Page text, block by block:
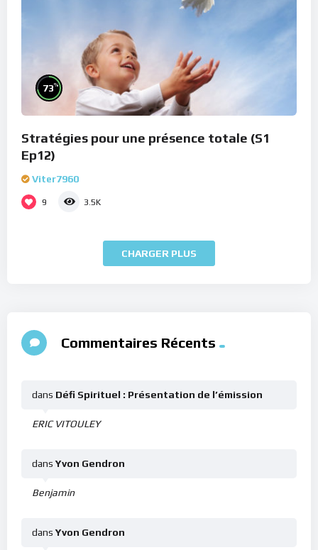
73%
Stratégies pour une présence totale (S1
Ep12)
Viter7960
9 3.5K
CHARGER PLUS
Commentaires Récents
ERIC VITOULEY
dans Défi Spirituel : Présentation de l’émission
Benjamin
dans Yvon Gendron
dans Yvon Gendron